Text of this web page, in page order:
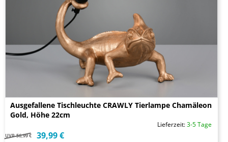
Ausgefallene Tischleuchte CRAWLY Tierlampe Chamäleon
Gold, Höhe 22cm
Lieferzeit:3-5 Tage
UVP 56,99 € 39,99 €